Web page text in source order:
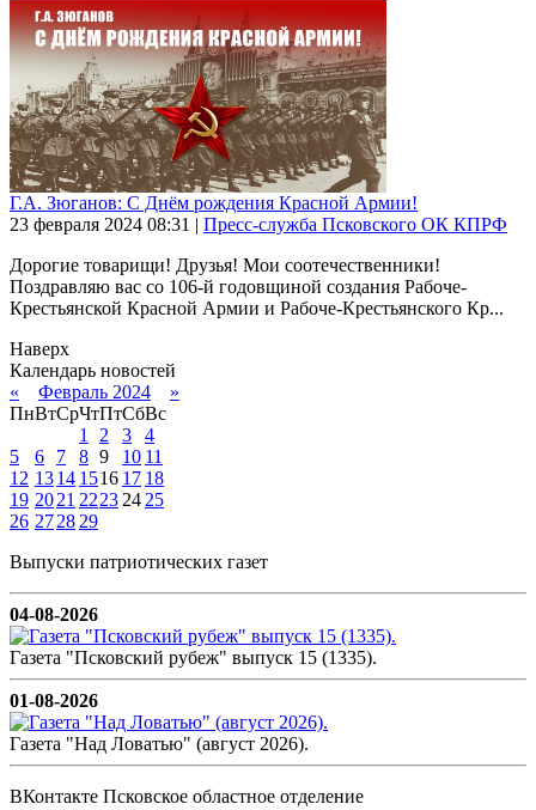
Г.А. Зюганов: С Днём рождения Красной Армии!
23 февраля 2024 08:31 | Пресс-служба Псковского ОК КПРФ
Дорогие товарищи! Друзья! Мои соотечественники!
Поздравляю вас со 106-й годовщиной создания Рабоче-
Крестьянской Красной Армии и Рабоче-Крестьянского Кр...
Наверх
Календарь новостей
«
Февраль 2024
»
ПнВтСрЧтПтСбВс
1
2 3
4
5
6 7 8 9 10 11
12 1314 1516 17 18
19 2021 2223 24 25
26 2728 29
Выпуски патриотических газет
04-08-2026
Газета "Псковский рубеж" выпуск 15 (1335).
01-08-2026
Газета "Над Ловатью" (август 2026).
ВКонтакте Псковское областное отделение